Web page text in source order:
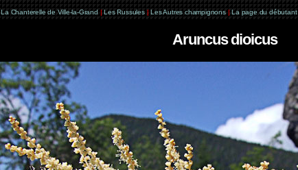
La Chanterelle de Ville-la-Grand | Les Russules | Les Autres champignons | La page du débutant
Aruncus dioicus